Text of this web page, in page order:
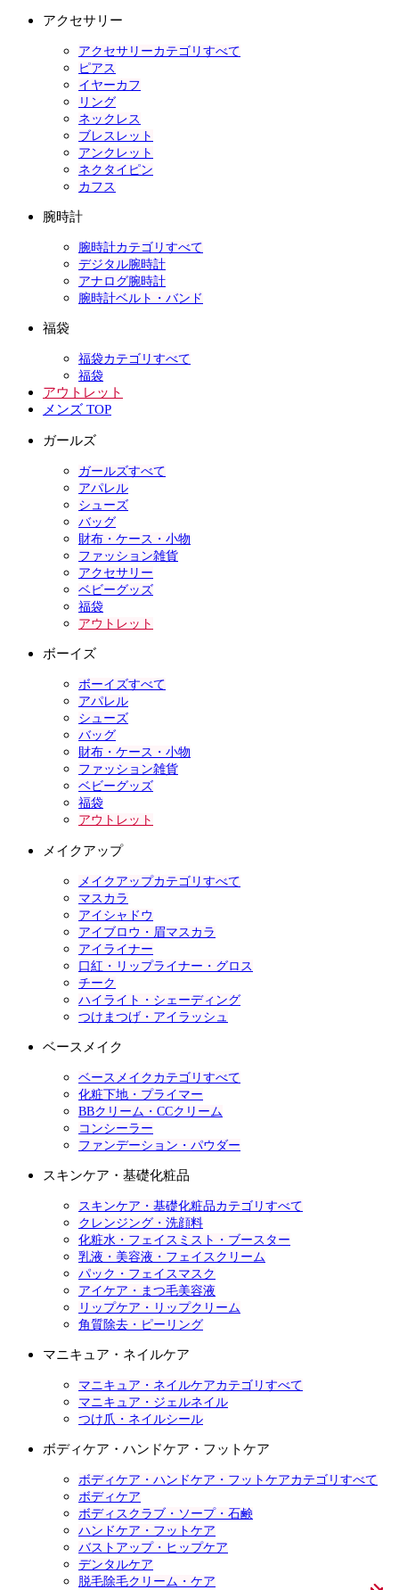
アクセサリー
アクセサリーカテゴリすべて
ピアス
イヤーカフ
リング
ネックレス
ブレスレット
アンクレット
ネクタイピン
カフス
腕時計
腕時計カテゴリすべて
デジタル腕時計
アナログ腕時計
腕時計ベルト・バンド
福袋
福袋カテゴリすべて
福袋
アウトレット
メンズ TOP
ガールズ
ガールズすべて
アパレル
シューズ
バッグ
財布・ケース・小物
ファッション雑貨
アクセサリー
ベビーグッズ
福袋
アウトレット
ボーイズ
ボーイズすべて
アパレル
シューズ
バッグ
財布・ケース・小物
ファッション雑貨
ベビーグッズ
福袋
アウトレット
メイクアップ
メイクアップカテゴリすべて
マスカラ
アイシャドウ
アイブロウ・眉マスカラ
アイライナー
口紅・リップライナー・グロス
チーク
ハイライト・シェーディング
つけまつげ・アイラッシュ
ベースメイク
ベースメイクカテゴリすべて
化粧下地・プライマー
BBクリーム・CCクリーム
コンシーラー
ファンデーション・パウダー
スキンケア・基礎化粧品
スキンケア・基礎化粧品カテゴリすべて
クレンジング・洗顔料
化粧水・フェイスミスト・ブースター
乳液・美容液・フェイスクリーム
パック・フェイスマスク
アイケア・まつ毛美容液
リップケア・リップクリーム
角質除去・ピーリング
マニキュア・ネイルケア
マニキュア・ネイルケアカテゴリすべて
マニキュア・ジェルネイル
つけ爪・ネイルシール
ボディケア・ハンドケア・フットケア
ボディケア・ハンドケア・フットケアカテゴリすべて
ボディケア
ボディスクラブ・ソープ・石鹸
ハンドケア・フットケア
バストアップ・ヒップケア
デンタルケア
脱毛除毛クリーム・ケア